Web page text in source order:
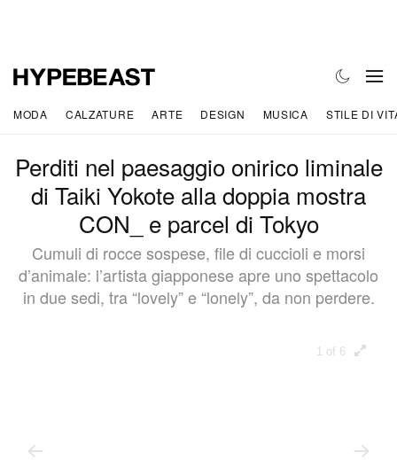
MODA CALZATURE ARTE DESIGN MUSICA STILE DI
Perditi nel paesaggio onirico liminale
di Taiki Yokote alla doppia mostra
CON_ e parcel di Tokyo
Cumuli di rocce sospese, file di cuccioli e morsi
d’animale: l’artista giapponese apre uno spettacolo
in due sedi, tra “lovely” e “lonely”, da non perdere.
1 of 6